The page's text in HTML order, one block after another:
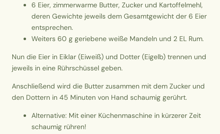
6 Eier, zimmerwarme Butter, Zucker und Kartoffelmehl,
deren Gewichte jeweils dem Gesamtgewicht der 6 Eier
entsprechen.
Weiters 60 g geriebene weiße Mandeln und 2 EL Rum.
Nun die Eier in Eiklar (Eiweiß) und Dotter (Eigelb) trennen und
jeweils in eine Rührschüssel geben.
Anschließend wird die Butter zusammen mit dem Zucker und
den Dottern in 45 Minuten von Hand schaumig gerührt.
Alternative: Mit einer Küchenmaschine in kürzerer Zeit
schaumig rühren!